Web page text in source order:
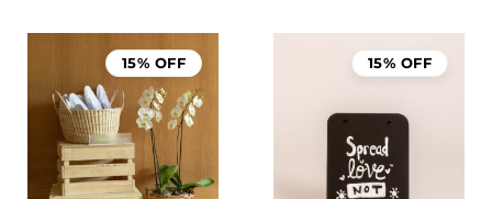
15% OFF 15% OFF